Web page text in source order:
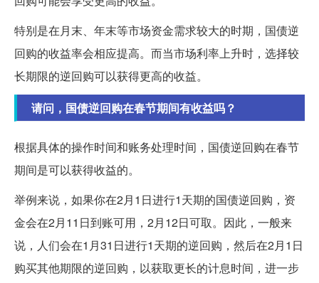
特别是在月末、年末等市场资金需求较大的时期，国债逆
回购的收益率会相应提高。而当市场利率上升时，选择较
长期限的逆回购可以获得更高的收益。
请问，国债逆回购在春节期间有收益吗？
根据具体的操作时间和账务处理时间，国债逆回购在春节
期间是可以获得收益的。
举例来说，如果你在2月1日进行1天期的国债逆回购，资
金会在2月11日到账可用，2月12日可取。因此，一般来
说，人们会在1月31日进行1天期的逆回购，然后在2月1日
购买其他期限的逆回购，以获取更长的计息时间，进一步